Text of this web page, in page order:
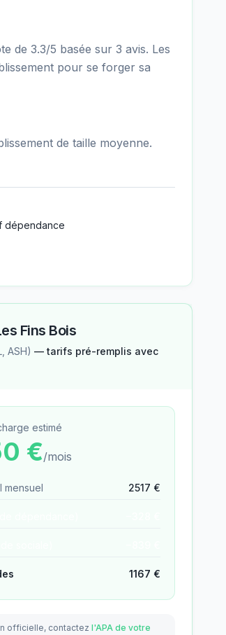
de 3.3/5 basée sur 3 avis. Les
pour se forger sa
de taille moyenne.
dépendance
Fins Bois
ASH) — tarifs pré-remplis avec
estimé
€/mois
mensuel 2517 €
1167 €
officielle, contactez l'APA de votre